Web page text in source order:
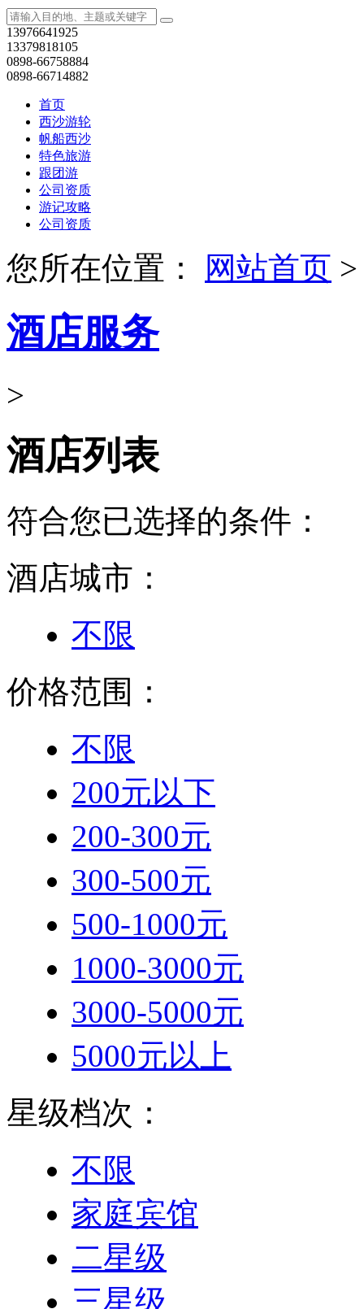
13976641925
13379818105
0898-66758884
0898-66714882
首页
西沙游轮
帆船西沙
特色旅游
跟团游
公司资质
游记攻略
公司资质
您所在位置： 网站首页 >
酒店服务
>
酒店列表
符合您已选择的条件：
酒店城市：
不限
价格范围：
不限
200元以下
200-300元
300-500元
500-1000元
1000-3000元
3000-5000元
5000元以上
星级档次：
不限
家庭宾馆
二星级
三星级